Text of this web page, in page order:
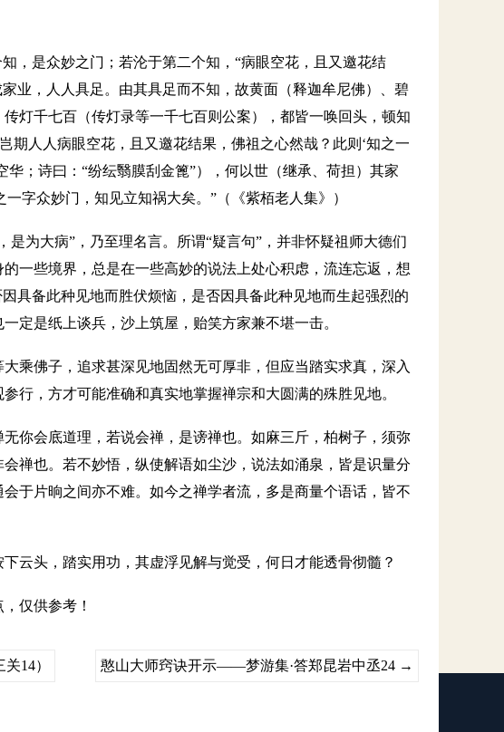
，是众妙之门；若沦于第二个知，“病眼空花，且又邀花结
业，人人具足。由其具足而不知，故黄面（释迦牟尼佛）、碧
灯千七百（传灯录等一千七百则公案），都皆一唤回头，顿知
期人人病眼空花，且又邀花结果，佛祖之心然哉？此则‘知之一
；诗曰：“纷纭翳膜刮金篦”），何以世（继承、荷担）其家
字众妙门，知见立知祸大矣。”（《紫栢老人集》）
是为大病”，乃至理名言。所谓“疑言句”，并非怀疑祖师大德们
一些境界，总是在一些高妙的说法上处心积虑，流连忘返，想
具备此种见地而胜伏烦恼，是否因具备此种见地而生起强烈的
定是纸上谈兵，沙上筑屋，贻笑方家兼不堪一击。
乘佛子，追求甚深见地固然无可厚非，但应当踏实求真，深入
行，方才可能准确和真实地掌握禅宗和大圆满的殊胜见地。
你会底道理，若说会禅，是谤禅也。如麻三斤，柏树子，须弥
禅也。若不妙悟，纵使解语如尘沙，说法如涌泉，皆是识量分
于片晌之间亦不难。如今之禅学者流，多是商量个语话，皆不
云头，踏实用功，其虚浮见解与觉受，何日才能透骨彻髓？
仅供参考！
14） 憨山大师窍诀开示——梦游集·答郑昆岩中丞24 →